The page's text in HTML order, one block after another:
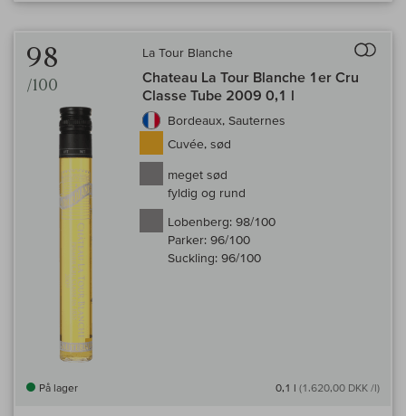
98
/100
La Tour Blanche
Chateau La Tour Blanche 1er Cru
Classe Tube 2009 0,1 l
Bordeaux, Sauternes
Cuvée, sød
meget sød
fyldig og rund
Lobenberg: 98/100
Parker: 96/100
Suckling: 96/100
På lager 0,1 l (1.620,00 DKK /l)